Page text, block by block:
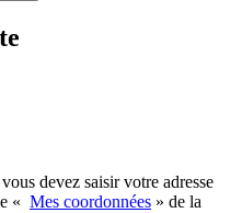
devez saisir votre adresse
« Mes coordonnées » de la